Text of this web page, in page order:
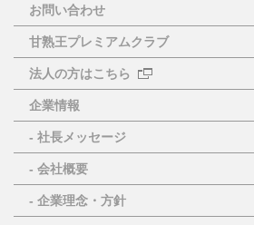
お問い合わせ
甘熟王プレミアムクラブ
法人の方はこちら
企業情報
- 社長メッセージ
- 会社概要
- 企業理念・方針